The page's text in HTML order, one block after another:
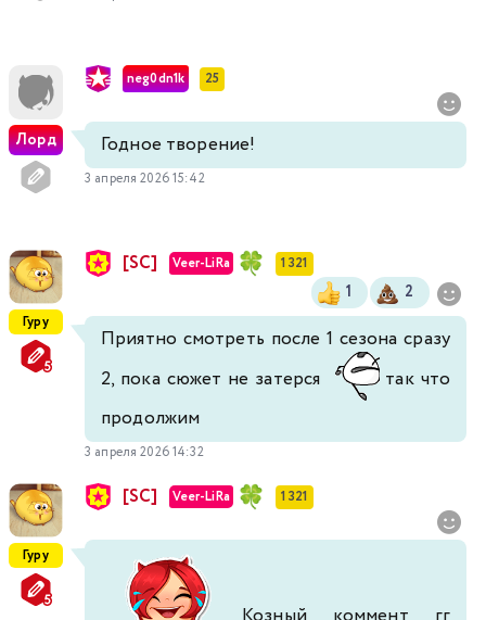
Лорд
neg0dn1k 25
Годное творение!
3 апреля 2026 15:42
Гуру
[SC] Veer-LiRa 1 321
1 2
Приятно смотреть после 1 сезона сразу
2, пока сюжет не затерся
так что
продолжим
3 апреля 2026 14:32
Гуру
[SC] Veer-LiRa 1 321